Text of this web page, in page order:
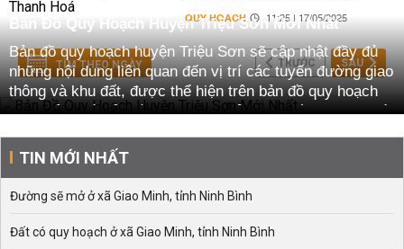
QUY HOẠCH 11:25 | 17/05/2025
TÌM THEO NGÀY TRƯỚC SAU
Bản Đồ Quy Hoạch Huyện Triệu Sơn Mới Nhất
Bản đồ quy hoạch huyện Triệu Sơn sẽ cập nhật đầy đủ
những nội dung liên quan đến vị trí các tuyến đường giao
thông và khu đất, được thể hiện trên bản đồ quy hoạch
giao thông và bản đồ quy hoạch sử dụng đất tại 32 xã và
Gồm 32 xã là: Bản đồ quy hoạch xã An Nông, Bình Sơn,
Dân Lực, Dân Lý, Dân Quyền, Đồng Lợi, Đồng Thắng,
Đồng Tiến, Hợp Lý, Hợp Thắng, Hợp Thành, Hợp Tiến,
Bình, Thọ Cường, Thọ Dân, Thọ Ngọc, Thọ Phú, Thọ
TIN MỚI NHẤT
Đường sẽ mở ở xã Giao Minh, tỉnh Ninh Bình
Đất có quy hoạch ở xã Giao Minh, tỉnh Ninh Bình